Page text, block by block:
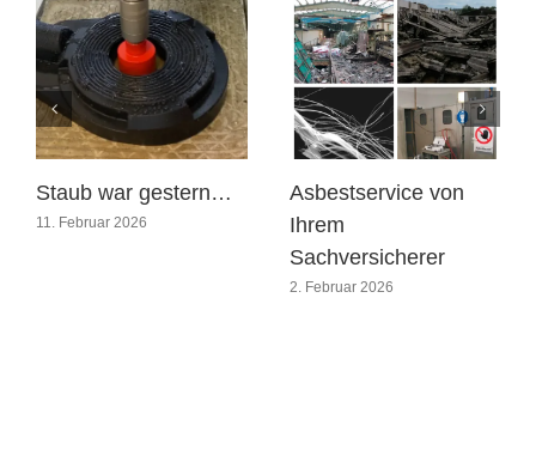
Staub war gestern…
11. Februar 2026
Asbestservice von
Ihrem
Sachversicherer
2. Februar 2026